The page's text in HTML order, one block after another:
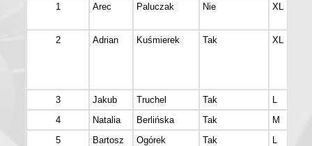
1
Arec Paluczak Nie XL
2 Adrian Kuśmierek Tak XL
3 Jakub Truchel Tak
4
Natalia Berlińska Tak
M
5
Bartosz Ogórek Tak